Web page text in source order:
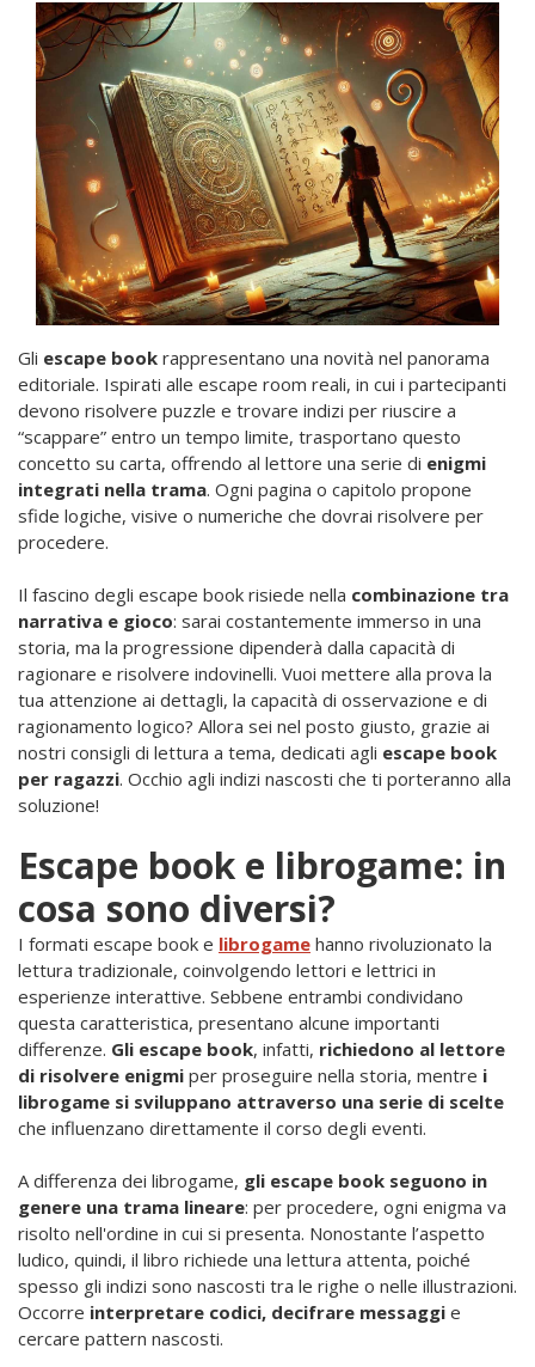
Gli escape book rappresentano una novità nel panorama
editoriale. Ispirati alle escape room reali, in cui i partecipanti
devono risolvere puzzle e trovare indizi per riuscire a
“scappare” entro un tempo limite, trasportano questo
concetto su carta, offrendo al lettore una serie di enigmi
integrati nella trama. Ogni pagina o capitolo propone
sfide logiche, visive o numeriche che dovrai risolvere per
procedere.
Il fascino degli escape book risiede nella combinazione tra
narrativa e gioco: sarai costantemente immerso in una
storia, ma la progressione dipenderà dalla capacità di
ragionare e risolvere indovinelli. Vuoi mettere alla prova la
tua attenzione ai dettagli, la capacità di osservazione e di
ragionamento logico? Allora sei nel posto giusto, grazie ai
nostri consigli di lettura a tema, dedicati agli escape book
per ragazzi. Occhio agli indizi nascosti che ti porteranno alla
soluzione!
Escape book e librogame: in
cosa sono diversi?
I formati escape book e librogame hanno rivoluzionato la
lettura tradizionale, coinvolgendo lettori e lettrici in
esperienze interattive. Sebbene entrambi condividano
questa caratteristica, presentano alcune importanti
differenze. Gli escape book, infatti, richiedono al lettore
di risolvere enigmi per proseguire nella storia, mentre i
librogame si sviluppano attraverso una serie di scelte
che influenzano direttamente il corso degli eventi.
A differenza dei librogame, gli escape book seguono in
genere una trama lineare: per procedere, ogni enigma va
risolto nell'ordine in cui si presenta. Nonostante l’aspetto
ludico, quindi, il libro richiede una lettura attenta, poiché
spesso gli indizi sono nascosti tra le righe o nelle illustrazioni.
Occorre interpretare codici, decifrare messaggi e
cercare pattern nascosti.